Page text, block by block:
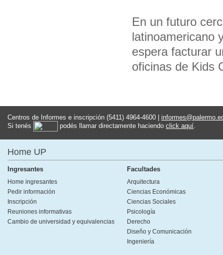
En un futuro
latinoamericano
espera facturar
oficinas de Kids
Centros de Informes e inscripción (5411) 4964-4600 |
Si tenés
podés llamar directamente haciendo click aquí
Home UP
Ingresantes
Home ingresantes
Pedir información
Inscripción
Reuniones informativas
Cambio de universidad y equivalencias
Facultades
Arquitectura
Ciencias Económicas
Ciencias Sociales
Psicología
Derecho
Diseño y Comunicación
Ingeniería